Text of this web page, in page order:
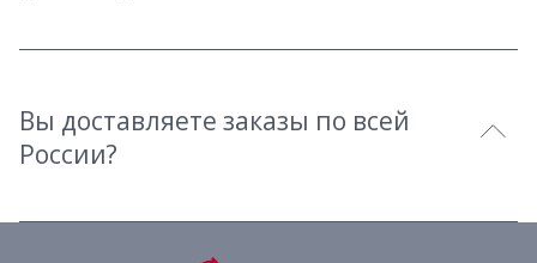
Вы доставляете заказы по всей
России?